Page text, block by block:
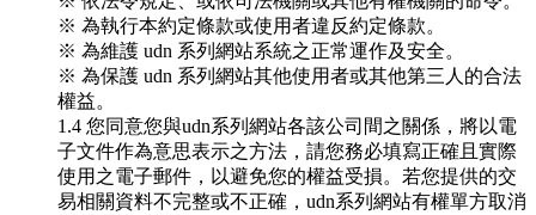
※ 為執行本約定條款或使用者違反約定條款。
※ 為維護 udn 系列網站系統之正常運作及安全。
※ 為保護 udn 系列網站其他使用者或其他第三人的合法
權益。
1.4 您同意您與udn系列網站各該公司間之關係，將以電
子文件作為意思表示之方法，請您務必填寫正確且實際
使用之電子郵件，以避免您的權益受損。若您提供的交
易相關資料不完整或不正確，udn系列網站有權單方取消